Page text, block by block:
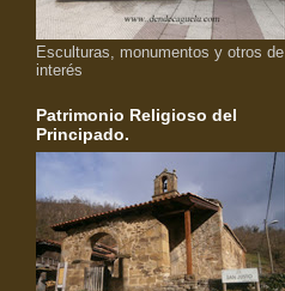
Esculturas, monumentos y otros de
interés
Patrimonio Religioso del
Principado.